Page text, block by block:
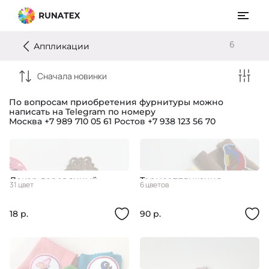
Аппликации 6
Сначала новинки
По вопросам приобретения фурнитуры можно
написать на Telegram по номеру
Москва +7 989 710 05 61 Ростов +7 938 123 56 70
Декор деревянный
"Формы"
31 цвет
18 р.
Термоаппликация
"Птицы"
6 цветов
90 р.